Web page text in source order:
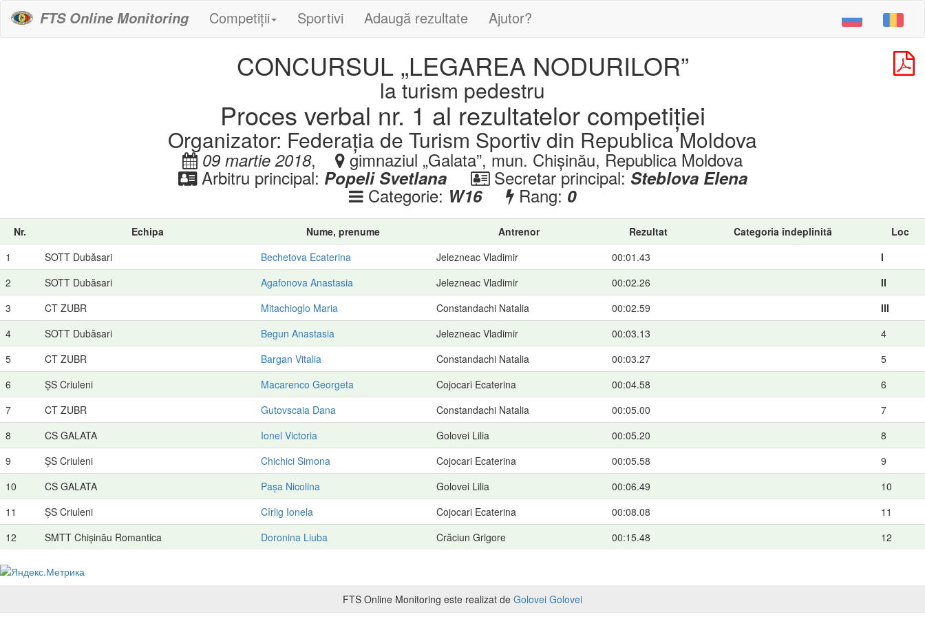
FTS Online Monitoring Competiții Sportivi Adaugă rezultate Ajutor?
CONCURSUL „LEGAREA NODURILOR”
la turism pedestru
Proces verbal nr. 1 al rezultatelor competiției
Organizator: Federația de Turism Sportiv din Republica Moldova
09 martie 2018, gimnaziul „Galata”, mun. Chișinău, Republica Moldova
Arbitru principal: Popeli Svetlana Secretar principal:Steblova Elena
Categorie: W16 Rang:0
Nr. Echipa Nume, prenume Antrenor Rezultat Categoria îndeplinită
Loc
1
SOTT Dubăsari Bechetova Ecaterina Jelezneac Vladimir 00:01.43
I
2
SOTT Dubăsari Agafonova Anastasia Jelezneac Vladimir 00:02.26
II
3
CT ZUBR Mitachioglo Maria Constandachi Natalia 00:02.59
III
4
SOTT Dubăsari Begun Anastasia Jelezneac Vladimir 00:03.13
4
5
CT ZUBR Bargan Vitalia Constandachi Natalia 00:03.27
5
6
ȘS Criuleni Macarenco Georgeta Cojocari Ecaterina 00:04.58
6
7
CT ZUBR Gutovscaia Dana Constandachi Natalia 00:05.00
7
8
CS GALATA Ionel Victoria Golovei Lilia 00:05.20
8
9
ȘS Criuleni Chichici Simona Cojocari Ecaterina 00:05.58
9
10
CS GALATA Pașa Nicolina Golovei Lilia 00:06.49
10
11
ȘS Criuleni Cîrlig Ionela Cojocari Ecaterina 00:08.08
11
12
SMTT Chișinău Romantica Doronina Liuba Crăciun Grigore 00:15.48 12
FTS Online Monitoring este realizat de Golovei Golovei